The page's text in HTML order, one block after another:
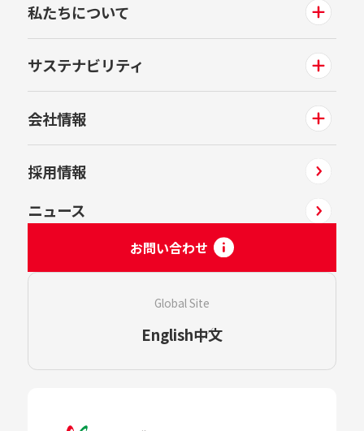
私たちについて
サステナビリティ
会社情報
採用情報
ニュース
お問い合わせ
Global Site
English中文